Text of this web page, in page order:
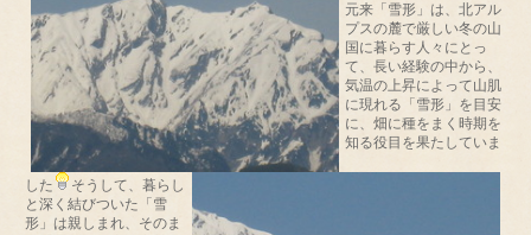
元来「雪形」は、北アル
プスの麓で厳しい冬の山
国に暮らす人々にとっ
て、長い経験の中から、
気温の上昇によって山肌
に現れる「雪形」を目安
に、畑に種をまく時期を
知る役目を果たしていま
した
そうして、暮らし
と深く結びついた「雪
形」は親しまれ、そのま